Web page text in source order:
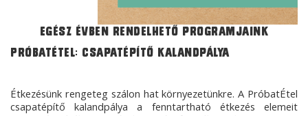
Egész évben rendelhető programjaink
PróbatÉtel: csapatépítő kalandpálya
Étkezésünk rengeteg szálon hat környezetünkre. A PróbatÉtel
csapatépítő kalandpálya a fenntartható étkezés elemeit